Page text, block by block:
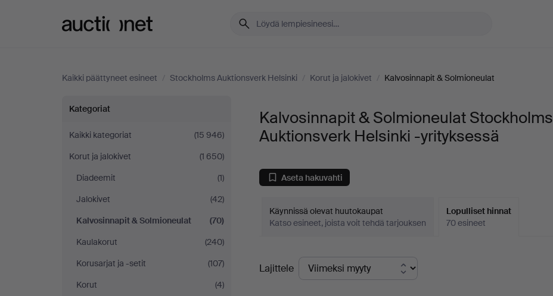
Kaikki päättyneet esineet / Stockholms Auktionsverk Helsinki / Korut ja jalokivet / Kalvosinnapit & Solmioneulat
Kalvosinnapit
&
Solmioneulat
Stockholms
Auktionsverk
Helsinki
Kategoriat
Kaikki kategoriat
(15 946)
Korut ja jalokivet
(1 650)
Diadeemit
(1)
Jalokivet
(42)
Kalvosinnapit & Solmioneulat
(70)
Kaulakorut
(240)
Korusarjat ja -setit
(107)
Korut
(4)
Kalvosinnapit & Solmioneulat Stockholms
Auktionsverk Helsinki -yrityksessä
Aseta hakuvahti
Käynnissä olevat huutokaupat
Katso esineet, joista voit tehdä tarjouksen
Lopulliset hinnat
70 esineet
Lopulliset
hinnat
Lajittele